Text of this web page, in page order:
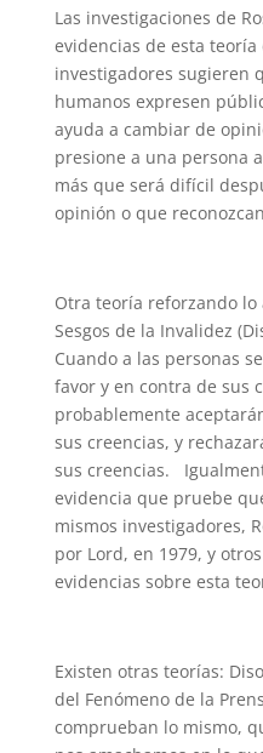
Las investigaciones de
evidencias de esta teoría
investigadores sugieren
humanos expresen
ayuda a cambiar de
presione a una persona
más que será difícil
opinión o que
Otra teoría reforzando
Sesgos de la Invalidez
Cuando a las personas
favor y en contra de sus
probablemente
sus creencias, y
sus creencias.
evidencia que pruebe
mismos investigadores,
por Lord, en 1979, y
evidencias sobre esta
Existen otras teorías:
del Fenómeno de la
comprueban lo mismo,